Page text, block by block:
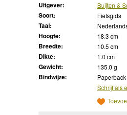
Uitgever: Buijten &
Soort: Fietsgids
Taal:
Hoogte: 18.3 cm
Breedte: 10.5 cm
Dikte: 1.0 cm
Gewicht: 135.0 g
Bindwijze:
Paperback
Schrijf als